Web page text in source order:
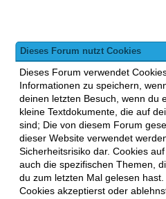
Dieses Forum nutzt Cookies
Dieses Forum verwendet
Informationen zu speichern,
deinen letzten Besuch, wenn du
kleine Textdokumente, die auf
sind; Die von diesem Forum
dieser Website verwendet
Sicherheitsrisiko dar. Cookies
auch die spezifischen Themen,
du zum letzten Mal gelesen
Cookies akzeptierst oder